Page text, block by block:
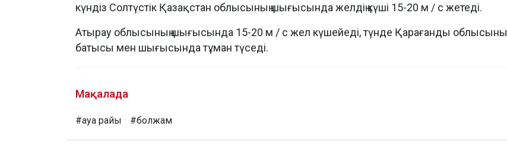
күндіз Солтүстік Қазақстан облысының шығысында желдің күші 15-20 м / с жетеді.
Атырау облысының шығысында 15-20 м / с жел күшейеді, түнде Қарағанды облысының
батысы мен шығысында тұман түседі.
Мақалада
#ауа райы #болжам